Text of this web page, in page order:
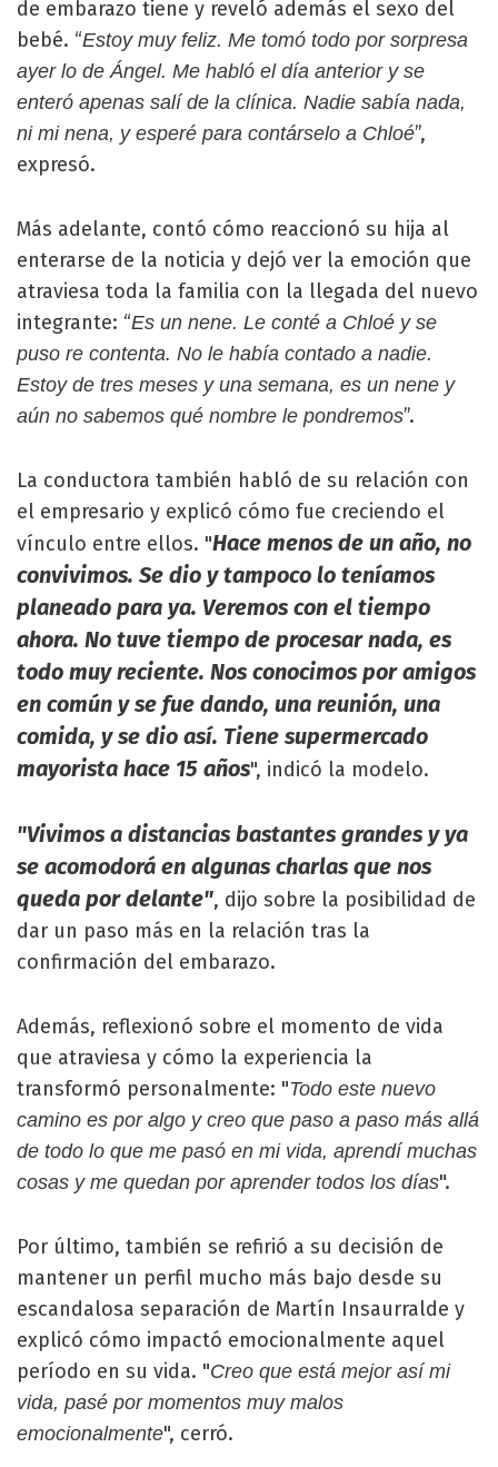
de embarazo tiene y reveló además el sexo del
bebé. “Estoy muy feliz. Me tomó todo por sorpresa
ayer lo de Ángel. Me habló el día anterior y se
enteró apenas salí de la clínica. Nadie sabía nada,
ni mi nena, y esperé para contárselo a Chloé”,
expresó.
Más adelante, contó cómo reaccionó su hija al
enterarse de la noticia y dejó ver la emoción que
atraviesa toda la familia con la llegada del nuevo
integrante: “Es un nene. Le conté a Chloé y se
puso re contenta. No le había contado a nadie.
Estoy de tres meses y una semana, es un nene y
aún no sabemos qué nombre le pondremos”.
La conductora también habló de su relación con
el empresario y explicó cómo fue creciendo el
vínculo entre ellos. "Hace menos de un año, no
convivimos. Se dio y tampoco lo teníamos
planeado para ya. Veremos con el tiempo
ahora. No tuve tiempo de procesar nada, es
todo muy reciente. Nos conocimos por amigos
en común y se fue dando, una reunión, una
comida, y se dio así. Tiene supermercado
mayorista hace 15 años", indicó la modelo.
"Vivimos a distancias bastantes grandes y ya
se acomodorá en algunas charlas que nos
queda por delante", dijo sobre la posibilidad de
dar un paso más en la relación tras la
confirmación del embarazo.
Además, reflexionó sobre el momento de vida
que atraviesa y cómo la experiencia la
transformó personalmente: "Todo este nuevo
camino es por algo y creo que paso a paso más allá
de todo lo que me pasó en mi vida, aprendí muchas
cosas y me quedan por aprender todos los días".
Por último, también se refirió a su decisión de
mantener un perfil mucho más bajo desde su
escandalosa separación de Martín Insaurralde y
explicó cómo impactó emocionalmente aquel
período en su vida. "Creo que está mejor así mi
vida, pasé por momentos muy malos
emocionalmente", cerró.